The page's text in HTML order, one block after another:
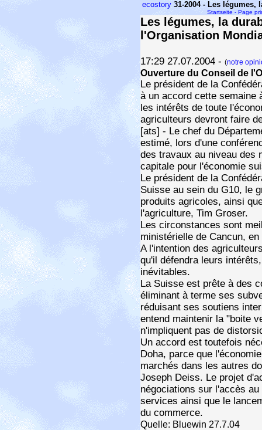
ecostory 31-2004 - Les
Startseite - Page
Les légumes, la
l'Organisation
17:29 27.07.2004 - (notre
Ouverture du Conseil de
Le président de la
à un accord cette semaine
les intérêts de toute
agriculteurs devront faire
[ats] - Le chef du
estimé, lors d'une
des travaux au niveau des
capitale pour l'économie
Le président de la
Suisse au sein du G10, le
produits agricoles, ainsi
l'agriculture, Tim Groser.
Les circonstances sont
ministérielle de Cancun,
A l'intention des
qu'il défendra leurs
inévitables.
La Suisse est prête à des
éliminant à terme ses
réduisant ses soutiens
entend maintenir la "boite
n'impliquent pas de
Un accord est toutefois
Doha, parce que
marchés dans les autres
Joseph Deiss. Le projet
négociations sur l'accès
services ainsi que le
du commerce.
Quelle: Bluewin 27.7.04